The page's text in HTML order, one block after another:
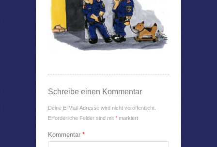
Schreibe einen Kommentar
Deine E-Mail-Adresse wird nicht veröffentlicht.
Erforderliche Felder sind mit * markiert
Kommentar *